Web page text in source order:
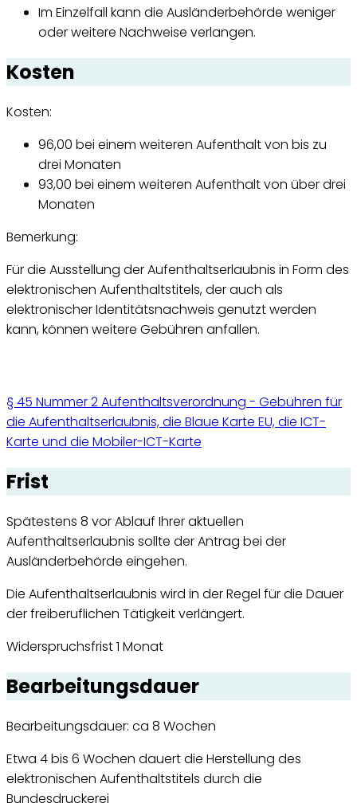
Im Einzelfall kann die Ausländerbehörde weniger
oder weitere Nachweise verlangen.
Kosten
Kosten:
96,00 bei einem weiteren Aufenthalt von bis zu
drei Monaten
93,00 bei einem weiteren Aufenthalt von über drei
Monaten
Bemerkung:
Für die Ausstellung der Aufenthaltserlaubnis in Form des
elektronischen Aufenthaltstitels, der auch als
elektronischer Identitätsnachweis genutzt werden
kann, können weitere Gebühren anfallen.
§ 45 Nummer 2 Aufenthaltsverordnung - Gebühren für
die Aufenthaltserlaubnis, die Blaue Karte EU, die ICT-
Karte und die Mobiler-ICT-Karte
Frist
Spätestens 8 vor Ablauf Ihrer aktuellen
Aufenthaltserlaubnis sollte der Antrag bei der
Ausländerbehörde eingehen.
Die Aufenthaltserlaubnis wird in der Regel für die Dauer
der freiberuflichen Tätigkeit verlängert.
Widerspruchsfrist 1 Monat
Bearbeitungsdauer
Bearbeitungsdauer: ca 8 Wochen
Etwa 4 bis 6 Wochen dauert die Herstellung des
elektronischen Aufenthaltstitels durch die
Bundesdruckerei